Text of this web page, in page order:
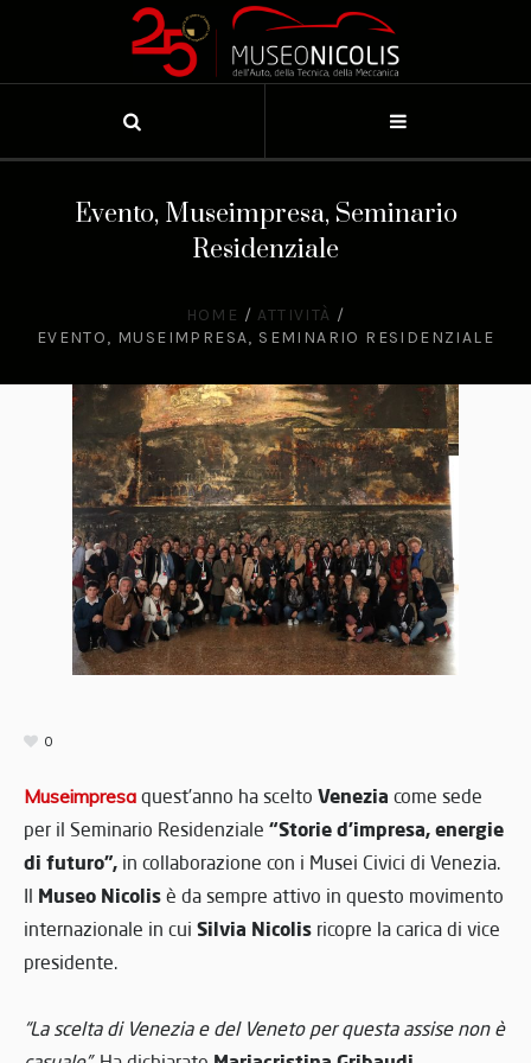
Evento, Museimpresa, Seminario
Residenziale
HOME / ATTIVITÀ /
EVENTO, MUSEIMPRESA, SEMINARIO RESIDENZIALE
0
Museimpresa quest’anno ha scelto Venezia come sede
per il Seminario Residenziale “Storie d’impresa, energie
di futuro”, in collaborazione con i Musei Civici di Venezia.
Il Museo Nicolis è da sempre attivo in questo movimento
internazionale in cui Silvia Nicolis ricopre la carica di vice
presidente.
“La scelta di Venezia e del Veneto per questa assise non è